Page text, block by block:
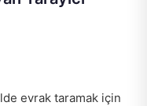
evrak taramak için